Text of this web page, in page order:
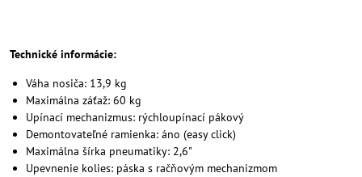
Technické informácie:
Váha nosiča: 13,9 kg
Maximálna záťaž: 60 kg
Upínací mechanizmus: rýchloupínací pákový
Demontovateľné ramienka: áno (easy click)
Maximálna šírka pneumatiky: 2,6"
Upevnenie kolies: páska s račňovým mechanizmom